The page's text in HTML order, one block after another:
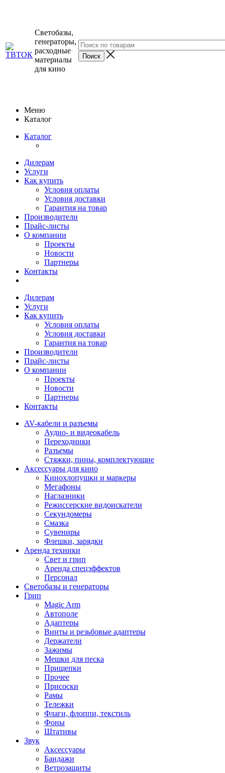
Светобазы,
генераторы,
расходные
материалы
для кино
Меню
Каталог
Каталог
Дилерам
Услуги
Как купить
Условия оплаты
Условия доставки
Гарантия на товар
Производители
Прайс-листы
О компании
Проекты
Новости
Партнеры
Контакты
Дилерам
Услуги
Как купить
Условия оплаты
Условия доставки
Гарантия на товар
Производители
Прайс-листы
О компании
Проекты
Новости
Партнеры
Контакты
AV-кабели и разъемы
Аудио- и видеокабель
Переходники
Разъемы
Стяжки, пины, комплектующие
Аксессуары для кино
Кинохлопушки и маркеры
Мегафоны
Наглазники
Режиссерские видоискатели
Секундомеры
Смазка
Сувениры
Флешки, зарядки
Аренда техники
Свет и грип
Аренда спецэффектов
Персонал
Светобазы и генераторы
Грип
Magic Arm
Автополе
Адаптеры
Винты и резьбовые адаптеры
Держатели
Зажимы
Мешки для песка
Прищепки
Прочее
Присоски
Рамы
Тележки
Флаги, флоппи, текстиль
Фоны
Штативы
Звук
Аксессуары
Бандажи
Ветрозащиты